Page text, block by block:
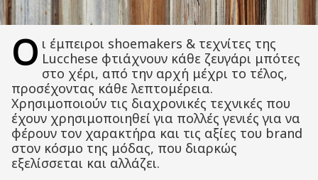
Ο ι έμπειροι shoemakers & τεχνίτες της
Lucchese φτιάχνουν κάθε ζευγάρι μπότες
στο χέρι, από την αρχή μέχρι το τέλος,
προσέχοντας κάθε λεπτομέρεια.
Χρησιμοποιούν τις διαχρονικές τεχνικές που
έχουν χρησιμοποιηθεί για πολλές γενιές για να
φέρουν τον χαρακτήρα και τις αξίες του brand
στον κόσμο της μόδας, που διαρκώς
εξελίσσεται και αλλάζει.